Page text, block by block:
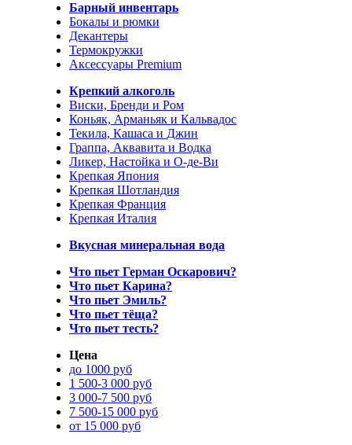
Барный инвентарь
Бокалы и рюмки
Декантеры
Термокружки
Аксессуары Premium
Крепкий алкоголь
Виски, Бренди и Ром
Коньяк, Арманьяк и Кальвадос
Текила, Кашаса и Джин
Граппа, Аквавита и Водка
Ликер, Настойка и О-де-Ви
Крепкая Япония
Крепкая Шотландия
Крепкая Франция
Крепкая Италия
Вкусная минеральная вода
Что пьет Герман Оскарович?
Что пьет Карина?
Что пьет Эмиль?
Что пьет тёща?
Что пьет тесть?
Цена
до 1000 руб
1 500-3 000 руб
3 000-7 500 руб
7 500-15 000 руб
от 15 000 руб